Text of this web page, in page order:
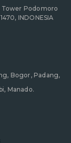
Tower Podomoro
INDONESIA
Bogor, Padang,
Manado.